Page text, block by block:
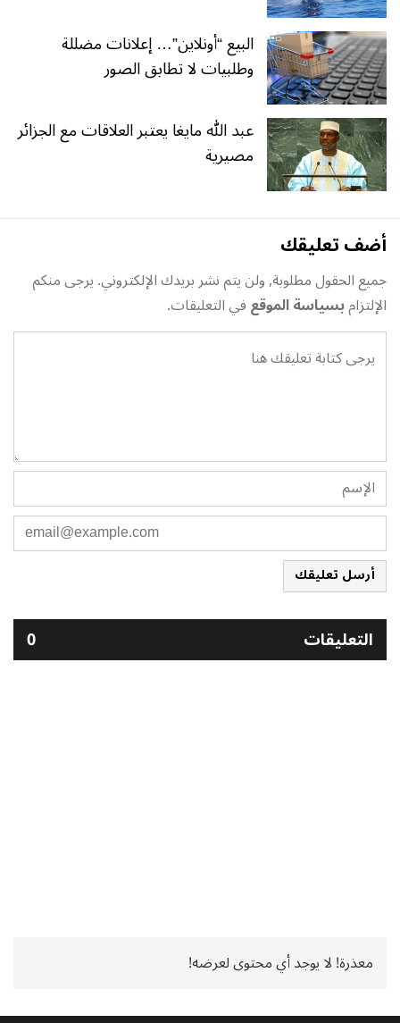
البيع “أونلاين”… إعلانات مضللة
وطلبيات لا تطابق الصور
عبد الله مايغا يعتبر العلاقات مع الجزائر
مصيرية
أضف تعليقك
جميع الحقول مطلوبة, ولن يتم نشر بريدك الإلكتروني. يرجى منكم
الإلتزامبسياسة الموقعفي التعليقات.
أرسل تعليقك
التعليقات 0
معذرة! لا يوجد أي محتوى لعرضه!